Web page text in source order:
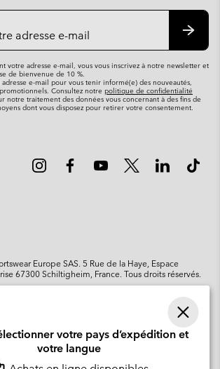
votre adresse e-mail, vous vous inscrivez à notre newsletter et
de bienvenue de 10 %.
e-mail pour vous tenir informé(e) des nouveautés,
Consultez notre politique de confidentialité
notre traitement des données vous concernant à des fins de
dont vous disposez pour retirer votre consentement.
Europe SAS. 5 Rue de la Haye, Espace
67300 Schiltigheim, France. Tous droits réservés.
- Membres
- Contenu généré par l'utilisateur
votre pays d’expédition et
votre langue